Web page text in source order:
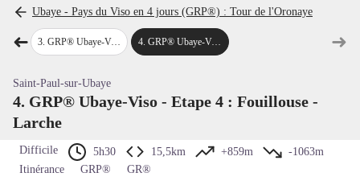
Voir l'image en plein écran
Ubaye - Pays du Viso en 4 jours (GRP®) : Tour de l'Oronaye
➜Étape précédente
3 GRP® Ubaye-Viso - Etape 3 : Chiaperra - Fouillouse 4 .GRP® Ubaye-Viso - Etape 4 : Fouillouse - Larche ➜
Saint-Paul-sur-Ubaye
4. GRP® Ubaye-Viso - Etape 4 : Fouillouse -
Larche
Difficile 5h30 15,5km +859m
-1063m
Itinérance
GRP® GR®